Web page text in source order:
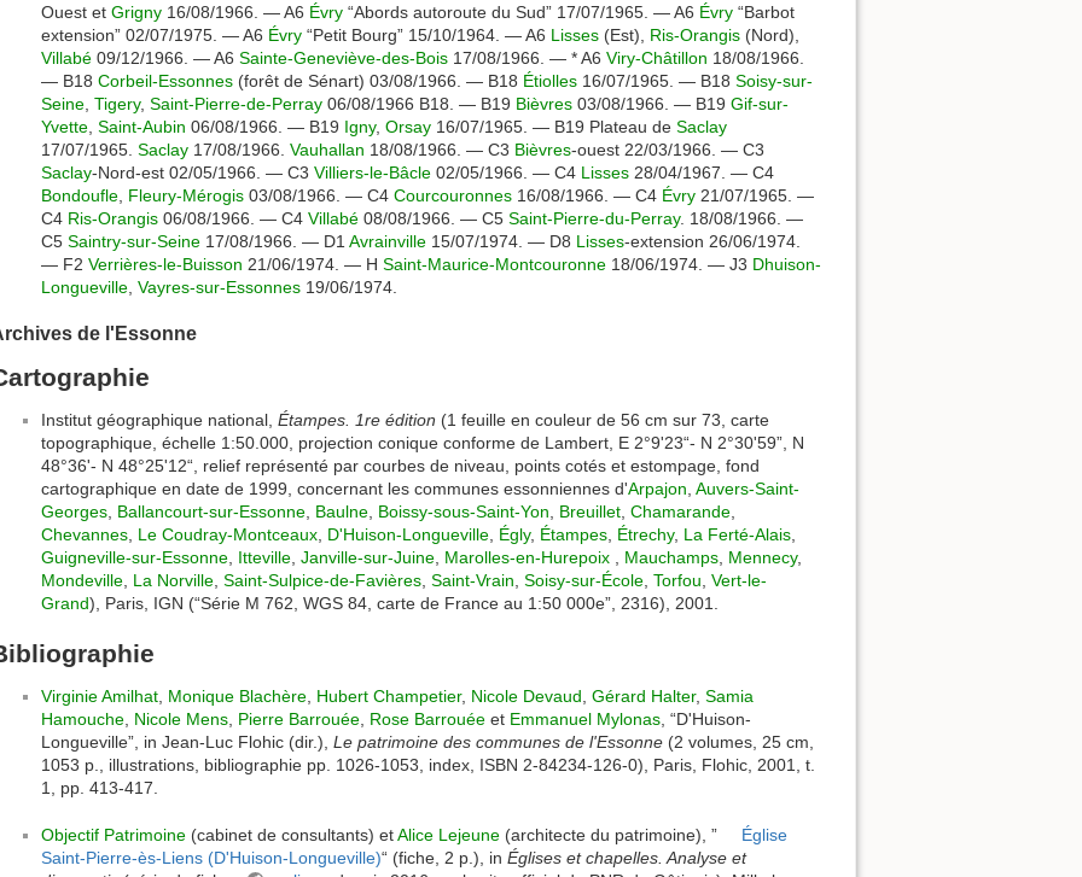
Ouest et Grigny 16/08/1966. — A6 Évry “Abords autoroute du Sud” 17/07/1965. — A6 Évry “Barbot
extension” 02/07/1975. — A6 Évry “Petit Bourg” 15/10/1964. — A6 Lisses (Est), Ris-Orangis (Nord),
Villabé 09/12/1966. — A6 Sainte-Geneviève-des-Bois 17/08/1966. — * A6 Viry-Châtillon 18/08/1966.
— B18 Corbeil-Essonnes (forêt de Sénart) 03/08/1966. — B18 Étiolles 16/07/1965. — B18 Soisy-sur-
Seine Tigery, Saint-Pierre-de-Perray 06/08/1966 B18. — B19 Bièvres 03/08/1966. — B19 Gif-sur-
Yvette Saint-Aubin 06/08/1966. — B19 Igny, Orsay 16/07/1965. — B19 Plateau de Saclay
17/07/1965. Saclay 17/08/1966. Vauhallan 18/08/1966. — C3 Bièvres-ouest 22/03/1966. — C3
Saclay-Nord-est 02/05/1966. — C3 Villiers-le-Bâcle 02/05/1966. — C4 Lisses 28/04/1967. — C4
Bondoufle Fleury-Mérogis 03/08/1966. — C4 Courcouronnes 16/08/1966. — C4 Évry 21/07/1965. —
C4 Ris-Orangis 06/08/1966. — C4 Villabé 08/08/1966. — C5 Saint-Pierre-du-Perray. 18/08/1966. —
C5 Saintry-sur-Seine 17/08/1966. — D1 Avrainville 15/07/1974. — D8 Lisses-extension 26/06/1974.
— F2 Verrières-le-Buisson 21/06/1974. — H Saint-Maurice-Montcouronne 18/06/1974. — J3 Dhuison-
Longueville Vayres-sur-Essonnes 19/06/1974.
de l'Essonne
Institut géographique national, Étampes. 1re édition (1 feuille en couleur de 56 cm sur 73, carte
topographique, échelle 1:50.000, projection conique conforme de Lambert, E 2°9'23“- N 2°30'59”, N
48°36'- N 48°25'12“, relief représenté par courbes de niveau, points cotés et estompage, fond
cartographique en date de 1999, concernant les communes essonniennes d'Arpajon Auvers-Saint-
Georges Ballancourt-sur-Essonne Baulne Boissy-sous-Saint-Yon Breuillet Chamarande
Chevannes Le Coudray-Montceaux D'Huison-Longueville Égly, Étampes Étrechy, La Ferté-Alais
Guigneville-sur-Essonne Itteville Janville-sur-Juine Marolles-en-Hurepoix Mauchamps Mennecy,
Mondeville La Norville Saint-Sulpice-de-Favières Saint-Vrain Soisy-sur-École Torfou Vert-le-
Grand), Paris, IGN (“Série M 762, WGS 84, carte de France au 1:50 000e”, 2316), 2001.
Virginie Amilhat Monique Blachère Hubert Champetier, Nicole Devaud Gérard Halter, Samia
Hamouche Nicole Mens Pierre Barrouée Rose Barrouée et Emmanuel Mylonas , “D'Huison-
Longueville”, in Jean-Luc Flohic (dir.), Le patrimoine des communes de l'Essonne (2 volumes, 25 cm,
1053 p., illustrations, bibliographie pp. 1026-1053, index, ISBN 2-84234-126-0), Paris, Flohic, 2001, t.
1, pp. 413-417.
Objectif Patrimoine (cabinet de consultants) etAlice Lejeune (architecte du patrimoine), ”
Église
Saint-Pierre-ès-Liens (D'Huison-Longueville)“ (fiche, 2 p.), in Églises et chapelles. Analyse et